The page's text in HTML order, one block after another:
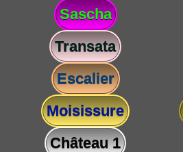
Sascha
Transata
Escalier
Moisissure
Château 1